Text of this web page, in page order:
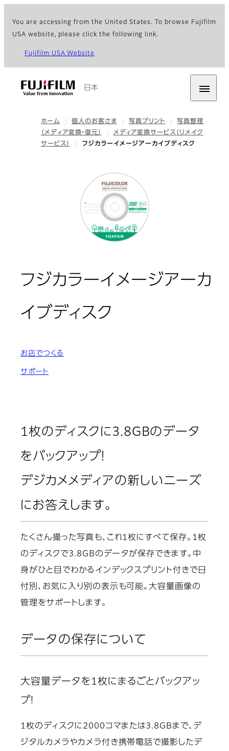
You are accessing from the United States. To browse Fujifilm
USA website, please click the following link.
Fujifilm USA Website
日本
ホーム 個人のお客さま 写真プリント
写真整理
（メディア変換・復元）
メディア変換サービス（リメイク
サービス）
フジカラーイメージアーカイブディスク
フジカラーイメージアーカ
イブディスク
お店でつくる
サポート
1枚のディスクに3.8GBのデータ
をバックアップ！
デジカメメディアの新しいニーズ
にお答えします。
たくさん撮った写真も、これ1枚にすべて保存。1枚
のディスクで3.8GBのデータが保存できます。中
身がひと目でわかるインデックスプリント付きで日
付別、お気に入り別の表示も可能。大容量画像の
管理をサポートします。
データの保存について
大容量データを1枚にまるごとバックアッ
プ！
1枚のディスクに2000コマまたは3.8GBまで、デ
ジタルカメラやカメラ付き携帯電話で撮影したデ